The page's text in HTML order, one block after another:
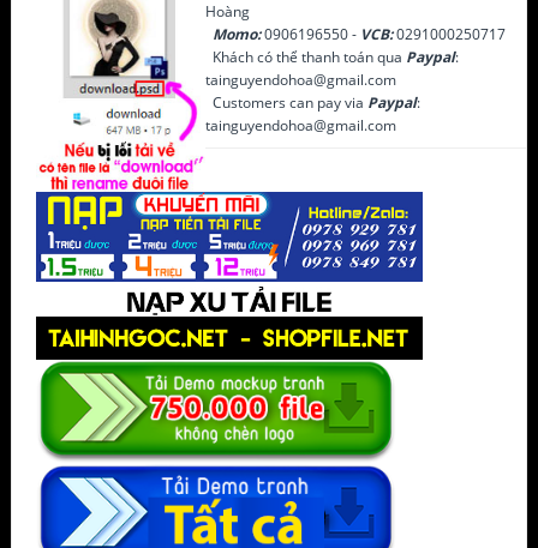
Hoàng
Momo:0906196550 - VCB:0291000250717
Khách có thể thanh toán qua Paypal:
tainguyendohoa@gmail.com
Customers can pay via Paypal:
tainguyendohoa@gmail.com